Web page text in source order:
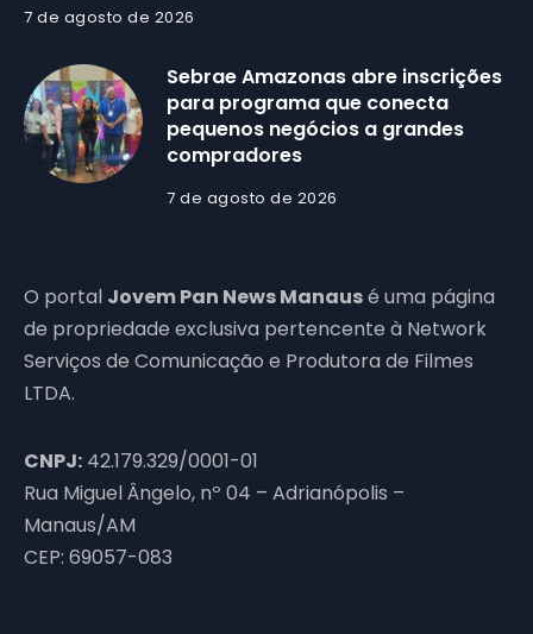
7 de agosto de 2026
Sebrae Amazonas abre inscrições
para programa que conecta
pequenos negócios a grandes
compradores
7 de agosto de 2026
O portal Jovem Pan News Manausé uma página
de propriedade exclusiva pertencente à Network
Serviços de Comunicação e Produtora de Filmes
LTDA.
CNPJ: 42.179.329/0001-01
Rua Miguel Ângelo, nº 04 – Adrianópolis –
Manaus/AM
CEP: 69057-083